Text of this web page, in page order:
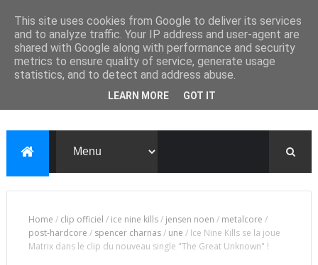
Home / clip officiel / ice nine kills/ jensen noen / metalcore /
post-hardcore / spencer charnas/ une / Ice Nine Kills se la joue
Matrix dans le clip du nouveau single "The Great Unknown" !
This site uses cookies from Google to deliver its services
and to analyze traffic. Your IP address and user-agent are
shared with Google along with performance and security
metrics to ensure quality of service, generate usage
statistics, and to detect and address abuse.
LEARN MORE GOT IT